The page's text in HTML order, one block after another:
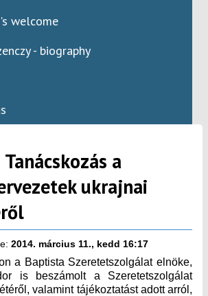
PROGRAMS
welcome
- biography
Tanácskozás a
ukrajnai
2014. március 11., kedd 16:17
a Baptista Szeretetszolgálat elnöke,
is beszámolt a Szeretetszolgálat
valamint tájékoztatást adott arról,